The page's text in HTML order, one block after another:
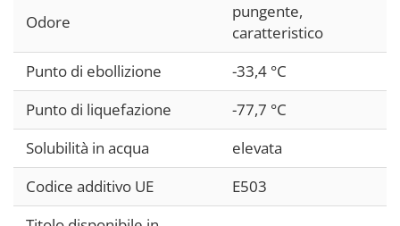
Odore
pungente,
caratteristico
Punto di ebollizione
-33,4 °C
Punto di liquefazione
-77,7 °C
Solubilità in acqua
elevata
Codice additivo UE
E503